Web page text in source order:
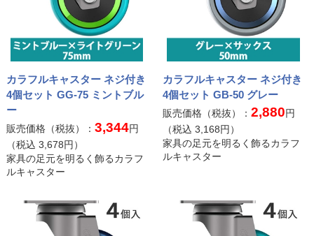
カラフルキャスター ネジ付き
4個セット GG-75 ミントブル
ー
販売価格（税抜）： 3,344円
（税込 3,678円）
家具の足元を明るく飾るカラフ
ルキャスター
カラフルキャスター ネジ付き
4個セット GB-50 グレー
販売価格（税抜）：2,880円
（税込3,168円）
家具の足元を明るく飾るカラフ
ルキャスター